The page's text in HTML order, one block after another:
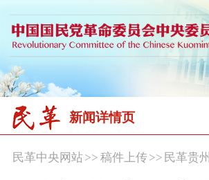
新闻详情页
民革中央网站>> 稿件上传 >> 民革贵州